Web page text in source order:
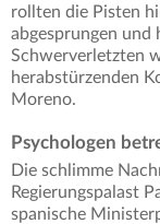
rollten die Pisten
abgesprungen und
Schwerverletzten
herabstürzenden
Moreno.
Psychologen
Die schlimme
Regierungspalast
spanische